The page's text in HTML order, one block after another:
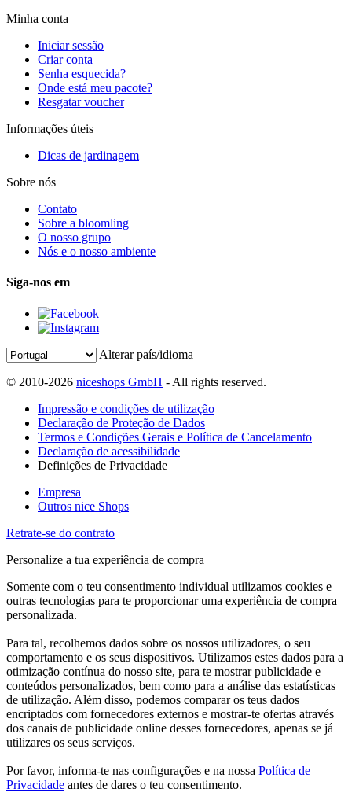
Minha conta
Iniciar sessão
Criar conta
Senha esquecida?
Onde está meu pacote?
Resgatar voucher
Informações úteis
Dicas de jardinagem
Sobre nós
Contato
Sobre a bloomling
O nosso grupo
Nós e o nosso ambiente
Siga-nos em
Alterar país/idioma
© 2010-2026 niceshops GmbH - All rights reserved.
Impressão e condições de utilização
Declaração de Proteção de Dados
Termos e Condições Gerais e Política de Cancelamento
Declaração de acessibilidade
Definições de Privacidade
Empresa
Outros nice Shops
Retrate-se do contrato
Personalize a tua experiência de compra
Somente com o teu consentimento individual utilizamos cookies e
outras tecnologias para te proporcionar uma experiência de compra
personalizada.
Para tal, recolhemos dados sobre os nossos utilizadores, o seu
comportamento e os seus dispositivos. Utilizamos estes dados para a
otimização contínua do nosso site, para te mostrar publicidade e
conteúdos personalizados, bem como para a análise das estatísticas
de utilização. Além disso, podemos comparar os teus dados
encriptados com fornecedores externos e mostrar-te ofertas através
dos canais de publicidade online desses fornecedores, apenas se já
utilizares os seus serviços.
Por favor, informa-te nas configurações e na nossa Política de
Privacidade antes de dares o teu consentimento.